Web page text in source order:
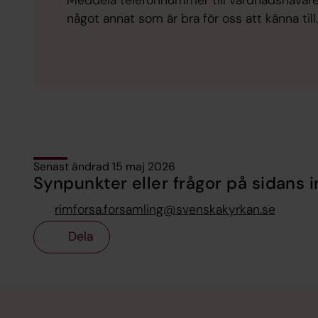
något annat som är bra för oss att känna till.
Senast ändrad 15 maj 2026
Synpunkter eller frågor på sidans
rimforsa.forsamling@svenskakyrkan.se
Dela